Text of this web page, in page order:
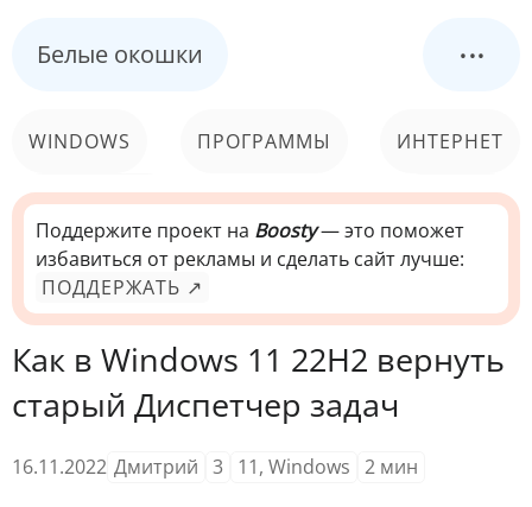
Белые окошки ...
WINDOWS ПРОГРАММЫ ИНТЕРНЕТ
КОМПЬЮТЕР
СИСТЕМА
Поддержите проект на Boosty— это поможет
избавиться от рекламы и сделать сайт лучше:
ПОДДЕРЖАТЬ ↗
Как в Windows 11 22H2 вернуть
старый Диспетчер задач
16.11.2022 Дмитрий 3 11, Windows 2 мин